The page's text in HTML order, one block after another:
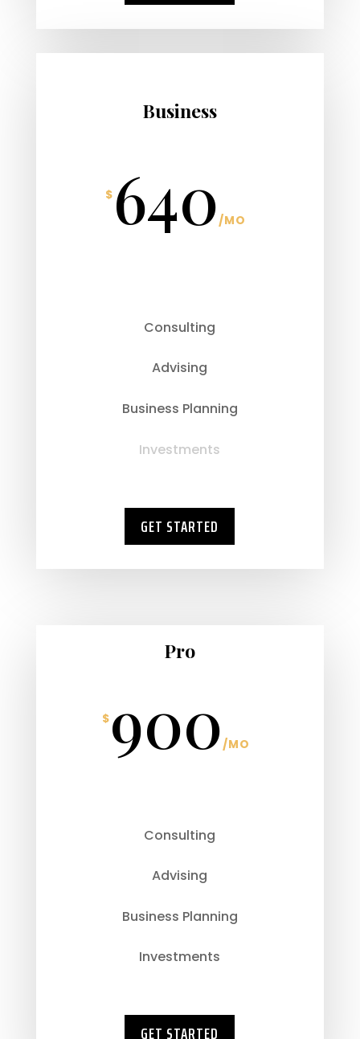
Business
$ 640 /MO
Consulting
Advising
Business Planning
Investments
GET STARTED
Pro
$ 900 /MO
Consulting
Advising
Business Planning
Investments
GET STARTED